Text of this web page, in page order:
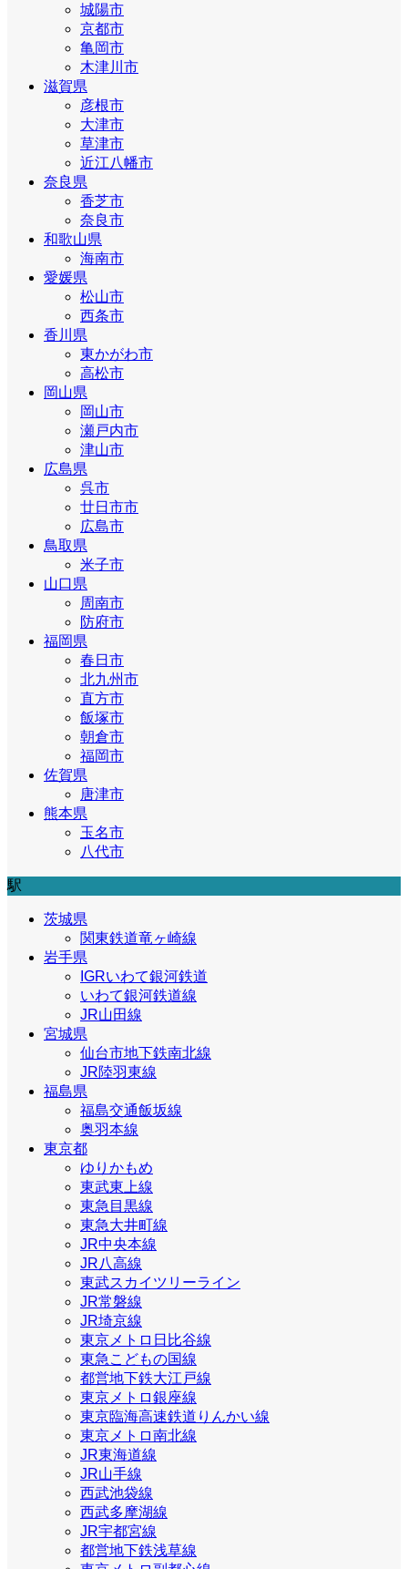
城陽市
京都市
亀岡市
木津川市
滋賀県
彦根市
大津市
草津市
近江八幡市
奈良県
香芝市
奈良市
和歌山県
海南市
愛媛県
松山市
西条市
香川県
東かがわ市
高松市
岡山県
岡山市
瀬戸内市
津山市
広島県
呉市
廿日市市
広島市
鳥取県
米子市
山口県
周南市
防府市
福岡県
春日市
北九州市
直方市
飯塚市
朝倉市
福岡市
佐賀県
唐津市
熊本県
玉名市
八代市
駅
茨城県
関東鉄道竜ヶ崎線
岩手県
IGRいわて銀河鉄道
いわて銀河鉄道線
JR山田線
宮城県
仙台市地下鉄南北線
JR陸羽東線
福島県
福島交通飯坂線
奥羽本線
東京都
ゆりかもめ
東武東上線
東急目黒線
東急大井町線
JR中央本線
JR八高線
東武スカイツリーライン
JR常磐線
JR埼京線
東京メトロ日比谷線
東急こどもの国線
都営地下鉄大江戸線
東京メトロ銀座線
東京臨海高速鉄道りんかい線
東京メトロ南北線
JR東海道線
JR山手線
西武池袋線
西武多摩湖線
JR宇都宮線
都営地下鉄浅草線